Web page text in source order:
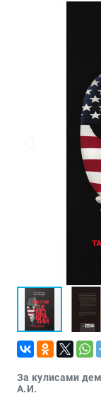
За кулисами
А.И.
непознанное
Философия
Туризм
Разное
Кухня,
гастрономия,
кулинария
Закон